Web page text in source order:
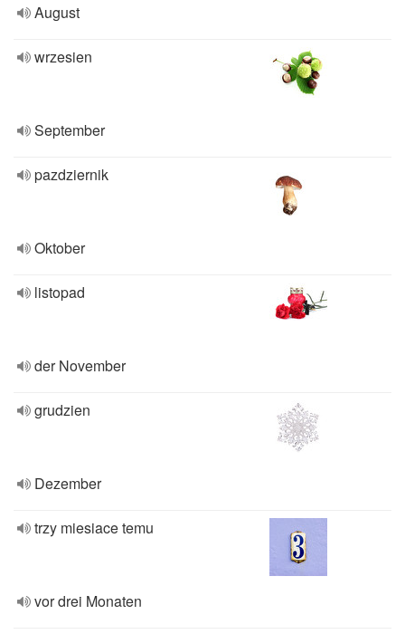
August
wrzesien
September
pazdziernik
Oktober
listopad
der November
grudzien
Dezember
trzy miesiace temu
vor drei Monaten